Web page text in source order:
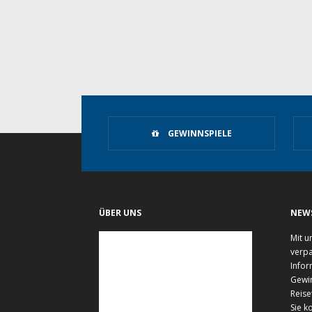
GEWINNSPIELE
ÜBER UNS
Mit
Sie